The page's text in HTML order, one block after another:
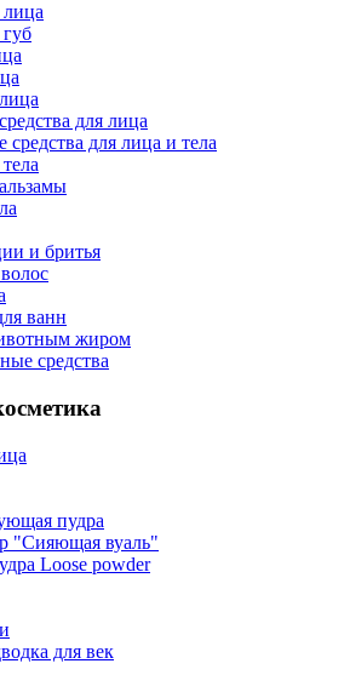
лица
для лица
для лица и тела
и бритья
ванн
жиром
средства
пудра
"Сияющая вуаль"
Loose powder
для век